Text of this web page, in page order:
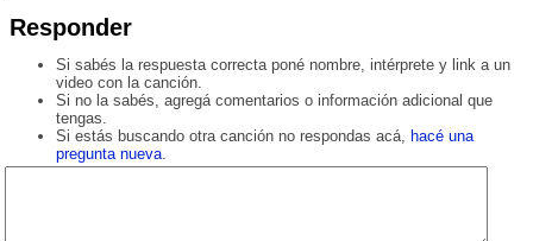
Responder
Si sabés la respuesta correcta poné nombre, intérprete y link a un
video con la canción.
Si no la sabés, agregá comentarios o información adicional que
tengas.
Si estás buscando otra canción no respondas acá, hacé una
pregunta nueva.